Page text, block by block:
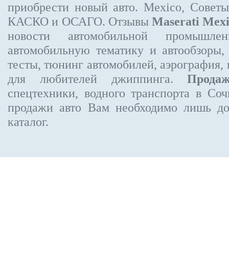
приобрести новый авто. Mexico,
КАСКО и ОСАГО. ОтзывыMaserati
новости автомобильной
автомобильную тематику и
тесты, тюнинг автомобилей,
для любителей джиппинга.
спецтехники, водного транспорта в
продажи авто Вам необходимо лишь
каталог.